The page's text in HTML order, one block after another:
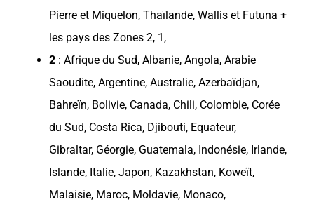
Pierre et Miquelon, Thaïlande, Wallis et Futuna +
les pays des Zones 2, 1,
2 : Afrique du Sud, Albanie, Angola, Arabie
Saoudite, Argentine, Australie, Azerbaïdjan,
Bahreïn, Bolivie, Canada, Chili, Colombie, Corée
du Sud, Costa Rica, Djibouti, Equateur,
Gibraltar, Géorgie, Guatemala, Indonésie, Irlande,
Islande, Italie, Japon, Kazakhstan, Koweït,
Malaisie, Maroc, Moldavie, Monaco,